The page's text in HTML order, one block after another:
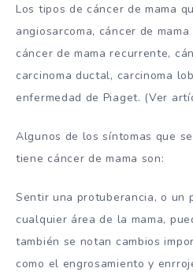
Los tipos de cáncer de mama
angiosarcoma, cáncer de
cáncer de mama recurrente,
carcinoma ductal, carcinoma
enfermedad de Piaget. (Ver
Algunos de los síntomas que
tiene cáncer de mama son:
Sentir una protuberancia, o un
cualquier área de la mama,
también se notan cambios
como el engrosamiento y